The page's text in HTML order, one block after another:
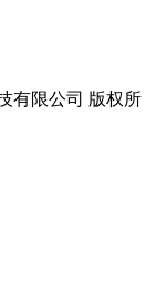
有限公司 版权所